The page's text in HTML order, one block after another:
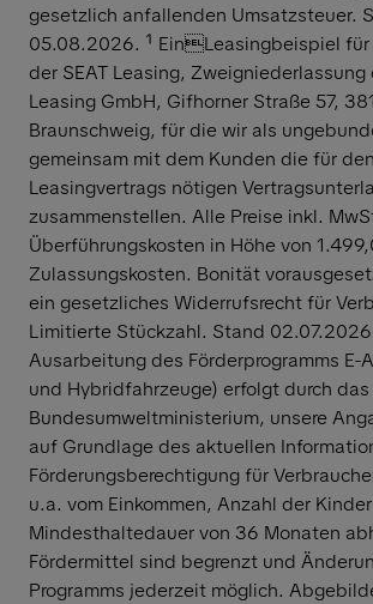
gesetzlich anfallenden Umsatzsteuer.
05.08.2026. ¹ EinLeasingbeispiel für
der SEAT Leasing, Zweigniederlassung
Leasing GmbH, Gifhorner Straße 57,
Braunschweig, für die wir als
gemeinsam mit dem Kunden die für
Leasingvertrags nötigen
zusammenstellen. Alle Preise inkl.
Überführungskosten in Höhe von
Zulassungskosten. Bonität
ein gesetzliches Widerrufsrecht für
Limitierte Stückzahl. Stand
Ausarbeitung des Förderprogramms E-
und Hybridfahrzeuge) erfolgt durch das
Bundesumweltministerium, unsere
auf Grundlage des aktuellen
Förderungsberechtigung für
u.a. vom Einkommen, Anzahl der
Mindesthaltedauer von 36 Monaten
Fördermittel sind begrenzt und
Programms jederzeit möglich.